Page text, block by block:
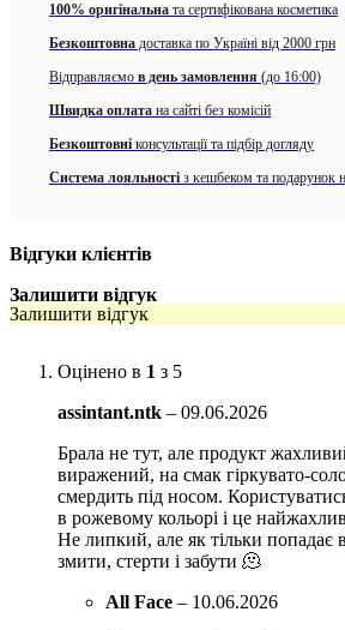
Представлений в таких кольорах:
Lipgloss Glossy— прозорий,
Tinted Lipgloss Cherry— ніжного
створює романтичний вигляд.
100% оригінальна та сертифікована косметика
Безкоштовна доставка по Україні від 2000 грн
Відправляємо в день замовлення (до 16:00)
Швидка оплата на сайті без комісій
Безкоштовні консультації та підбір догляду
Система лояльності з кешбеком та подарунок
Відгуки клієнтів
Залишити відгук
Залишити відгук
Оцінено в 1 з 5
assintant.ntk – 09.06.2026
Брала не тут, але продукт
виражений, на смак гіркувато-
смердить під носом.
в рожевому кольорі і це
Не липкий, але як тільки попадає
змити, стерти і забути 🫠
All Face – 10.06.2026